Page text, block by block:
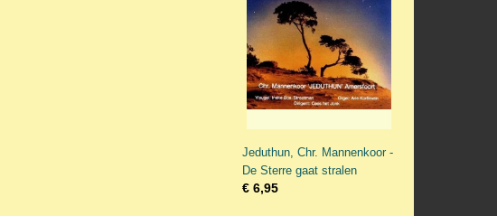
Jeduthun, Chr. Mannenkoor -
De Sterre gaat stralen
€ 6,95